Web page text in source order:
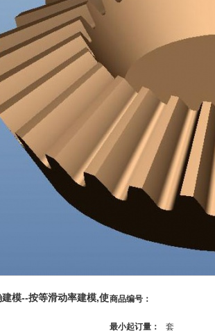
模--按等滑动率建模,使商品编号：
最小起订量： 套